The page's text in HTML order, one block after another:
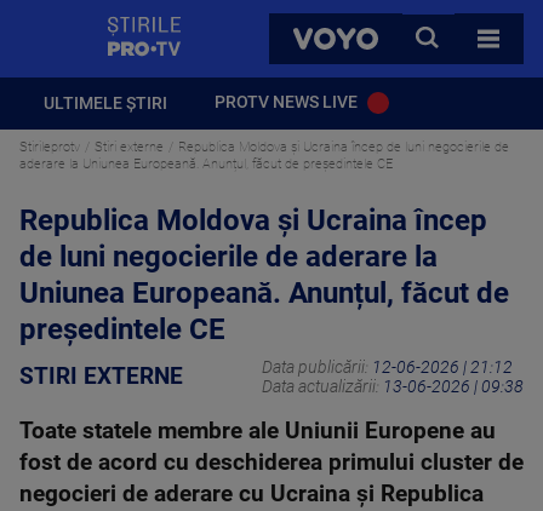
VOYO
CAUTA
TOATE
ULTIMELE ȘTIRI PROTV NEWS LIVE
Stirileprotv Stiri externe
Republica Moldova și Ucraina încep de luni negocierile de
aderare la Uniunea Europeană. Anunțul, făcut de președintele CE
Republica Moldova și Ucraina încep
de luni negocierile de aderare la
Uniunea Europeană. Anunțul, făcut de
președintele CE
STIRI EXTERNE Data publicării: 12-06-2026 | 21:12
Data actualizării: 13-06-2026 | 09:38
Toate statele membre ale Uniunii Europene au
fost de acord cu deschiderea primului cluster de
negocieri de aderare cu Ucraina şi Republica